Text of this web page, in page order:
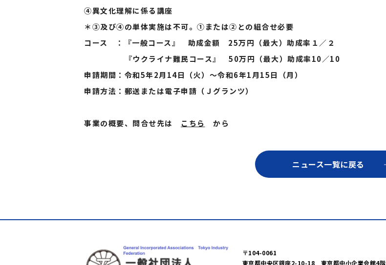
④異文化理解に係る講座
＊➂及び④の単体実施は不可。①または②との組合せ必要
コース ：『一般コース』 助成金額 25万円（最大）助成率１／２
『ウクライナ難民コース』 50万円（最大）助成率10／10
申請期間：令和5年2月14日（火）～令和6年1月15日（月）
申請方法：郵送または電子申請（Ｊグランツ）
事業の概要、問合せ先は こちら から
ニュース一覧に戻る
〒104-0061
東京都中央区銀座2-10-18 東京都中小企業会館4階